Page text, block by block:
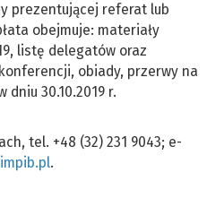
prezentującej referat lub
obejmuje: materiały
listę delegatów oraz
obiady, przerwy na
30.10.2019 r.
tel. +48 (32) 231 9043; e-
.